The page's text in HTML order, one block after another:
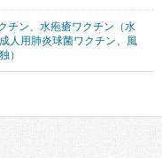
チン、 水疱瘡ワクチン（水
成人用肺炎球菌ワクチン、 風
）